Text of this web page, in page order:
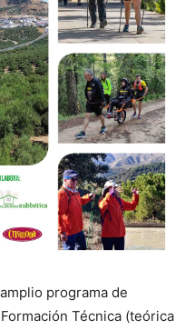
programa de
Técnica (teórica